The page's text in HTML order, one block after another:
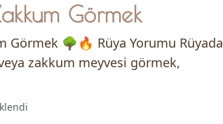
Görmek
Görmek 🌳🔥 Rüya Yorumu Rüyada
zakkum meyvesi görmek,